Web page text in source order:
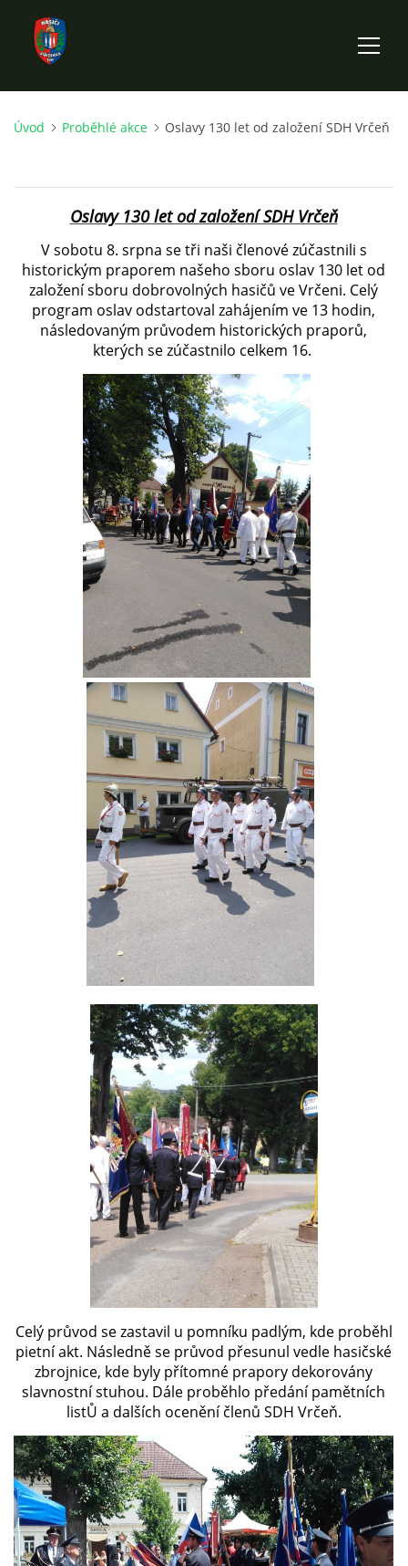
ÚVOD
HISTORIE SBORU
VÝKONNÝ VÝBOR SBORU
DOKUMENTY
VÝJEZDOVÁ JEDNOTKA
FOTOGALERIE
PLÁNOVANÉ AKCE
PROBĚHLÉ AKCE
KROUŽEK MH
SVATÝ FLORIÁN
MODLITBA HASIČE
SH ČMS - SDH STŘÍŽOVICE
Střížovice 157, 332 07
IČO: 49183516
číslo účtu: 193707116/0300
datové schránky: d3twtd3
Starosta sboru: Vladimír Plic
tel: +420 603 789 645
email: PlicVlada@seznam.cz
© 2026 eStránky.cz | Tisk|Aktualizováno: 5. 8. 2026
Úvod Proběhlé akce Oslavy 130 let od založení SDH Vrčeň
Oslavy 130 let od založení SDH Vrčeň
V sobotu 8. srpna se tři naši členové zúčastnili s
historickým praporem našeho sboru oslav 130 let od
založení sboru dobrovolných hasičů ve Vrčeni. Celý
program oslav odstartoval zahájením ve 13 hodin,
následovaným průvodem historických praporů,
kterých se zúčastnilo celkem 16.
Celý průvod se zastavil u pomníku padlým, kde proběhl
pietní akt. Následně se průvod přesunul vedle hasičské
zbrojnice, kde byly přítomné prapory dekorovány
slavnostní stuhou. Dále proběhlo předání pamětních
listŮ a dalších ocenění členů SDH Vrčeň.